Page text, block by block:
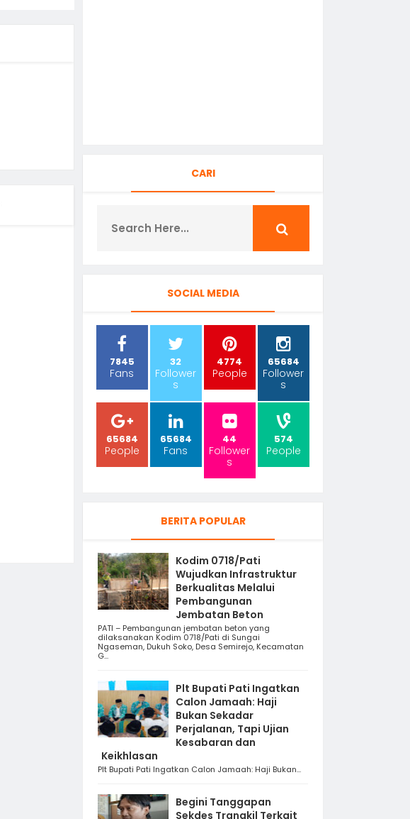
CARI
SOCIAL MEDIA
7845
Fans
32
Follower
s
4774
People
65684
Follower
s
65684
People
65684
Fans
44
Follower
s
574
People
BERITA POPULAR
Kodim 0718/Pati
Wujudkan Infrastruktur
Berkualitas Melalui
Pembangunan
Jembatan Beton
PATI – Pembangunan jembatan beton yang
dilaksanakan Kodim 0718/Pati di Sungai
Ngaseman, Dukuh Soko, Desa Semirejo, Kecamatan
G...
Plt Bupati Pati Ingatkan
Calon Jamaah: Haji
Bukan Sekadar
Perjalanan, Tapi Ujian
Kesabaran dan
Keikhlasan
Plt Bupati Pati Ingatkan Calon Jamaah: Haji Bukan...
Begini Tanggapan
Sekdes Trangkil Terkait